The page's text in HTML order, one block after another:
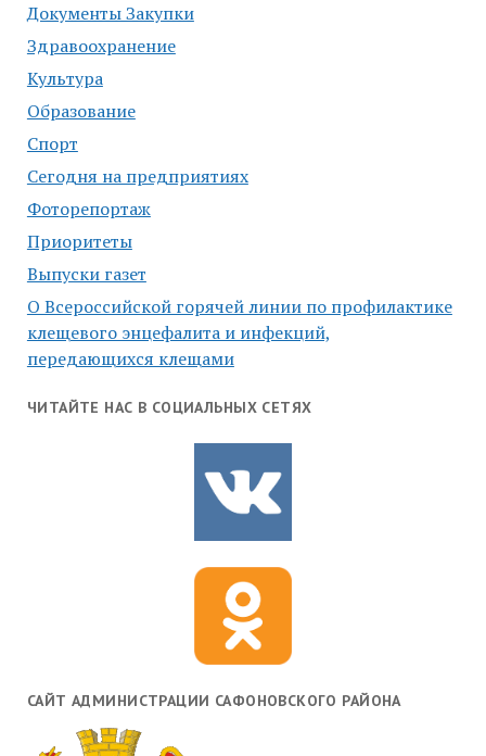
Документы Закупки
Здравоохранение
Культура
Образование
Спорт
Сегодня на предприятиях
Фоторепортаж
Приоритеты
Выпуски газет
О Всероссийской горячей линии по профилактике
клещевого энцефалита и инфекций,
передающихся клещами
ЧИТАЙТЕ НАС В СОЦИАЛЬНЫХ СЕТЯХ
САЙТ АДМИНИСТРАЦИИ САФОНОВСКОГО РАЙОНА